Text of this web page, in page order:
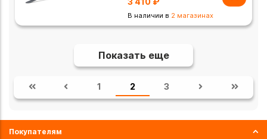
В наличии в 2 магазинах
Показать еще
1 2 3
Покупателям